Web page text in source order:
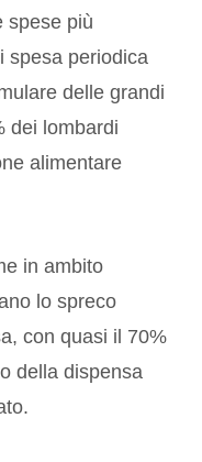
spese più
spesa periodica
delle grandi
dei lombardi
alimentare
in ambito
lo spreco
con quasi il 70%
della dispensa